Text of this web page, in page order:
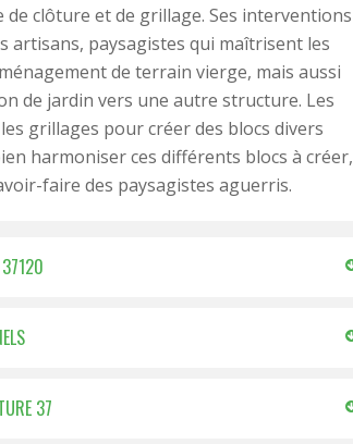
clôture et de grillage. Ses interventions
artisans, paysagistes qui maîtrisent les
de terrain vierge, mais aussi
de jardin vers une autre structure. Les
grillages pour créer des blocs divers
harmoniser ces différents blocs à créer,
faire des paysagistes aguerris.
37120
37